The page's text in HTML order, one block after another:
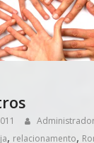
, relacionamento,